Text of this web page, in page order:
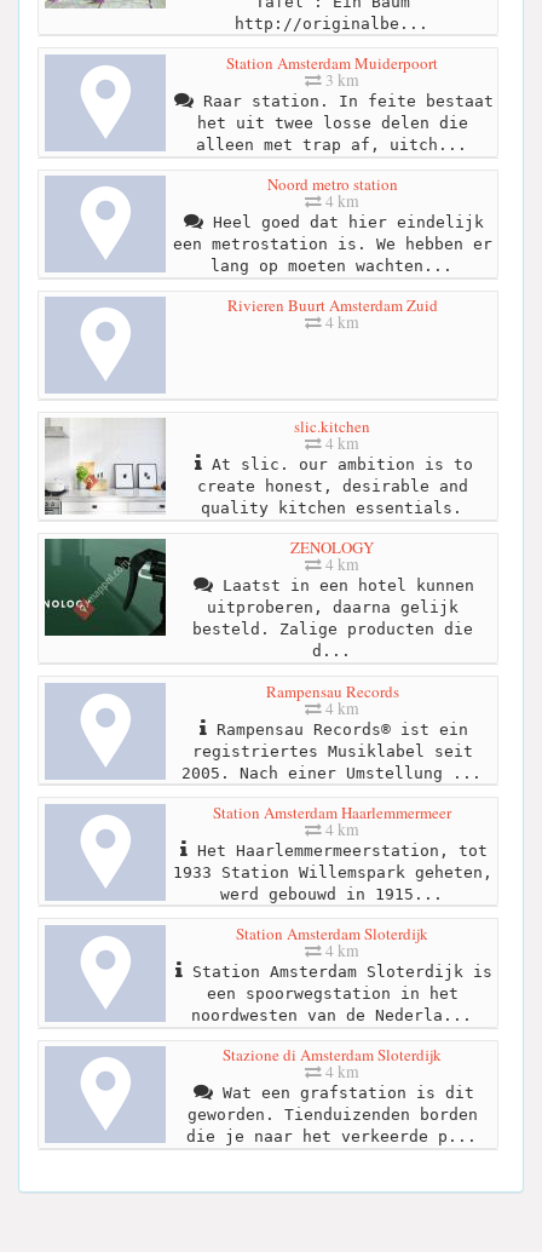
http://originalbe...
Station Amsterdam Muiderpoort
3 km
Raar station. In feite bestaat
het uit twee losse delen die
alleen met trap af, uitch...
Noord metro station
4 km
Heel goed dat hier eindelijk
een metrostation is. We hebben er
lang op moeten wachten...
Rivieren Buurt Amsterdam Zuid
4 km
slic.kitchen
4 km
At slic. our ambition is to
create honest, desirable and
quality kitchen essentials.
ZENOLOGY
4 km
Laatst in een hotel kunnen
uitproberen, daarna gelijk
besteld. Zalige producten die
d...
Rampensau Records
4 km
Rampensau Records® ist ein
registriertes Musiklabel seit
2005. Nach einer Umstellung ...
Station Amsterdam Haarlemmermeer
4 km
Het Haarlemmermeerstation, tot
1933 Station Willemspark geheten,
werd gebouwd in 1915...
Station Amsterdam Sloterdijk
4 km
Station Amsterdam Sloterdijk is
een spoorwegstation in het
noordwesten van de Nederla...
Stazione di Amsterdam Sloterdijk
4 km
Wat een grafstation is dit
geworden. Tienduizenden borden
die je naar het verkeerde p...